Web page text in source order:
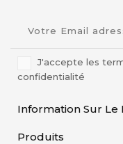
J'accepte les
confidentialité
Information Sur Le
Produits